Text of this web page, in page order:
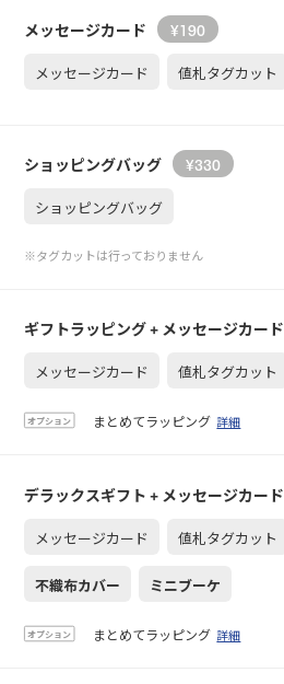
メッセージカード ¥190
メッセージカード 値札タグカット
ショッピングバッグ ¥330
ショッピングバッグ
※タグカットは行っておりません
ギフトラッピング+ メッセージカード
メッセージカード 値札タグカット
オプション まとめてラッピング 詳細
デラックスギフト + メッセージカード
メッセージカード 値札タグカット
不織布カバー ミニブーケ
オプション まとめてラッピング 詳細